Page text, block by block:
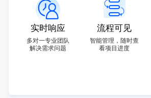
实时响应
多对一专业团队
解决需求问题
流程可见
智能管理，随时查
看项目进度